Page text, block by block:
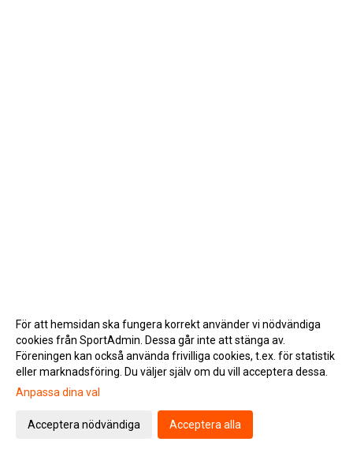
Gå till Webbversion
För att hemsidan ska fungera korrekt använder vi nödvändiga
cookies från SportAdmin. Dessa går inte att stänga av.
Föreningen kan också använda frivilliga cookies, t.ex. för statistik
eller marknadsföring. Du väljer själv om du vill acceptera dessa.
Anpassa dina val
Acceptera nödvändiga Acceptera alla